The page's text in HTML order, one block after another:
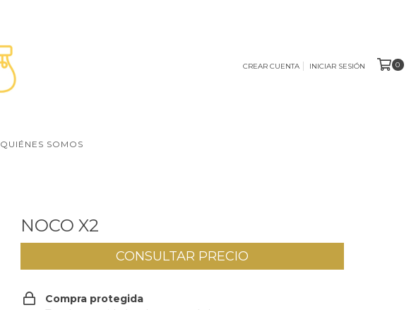
CREAR CUENTA INICIAR SESIÓN 0
QUIÉNES SOMOS
NOCO X2
Compra protegida